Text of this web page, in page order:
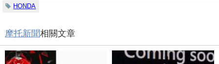
HONDA
摩托新聞相關文章